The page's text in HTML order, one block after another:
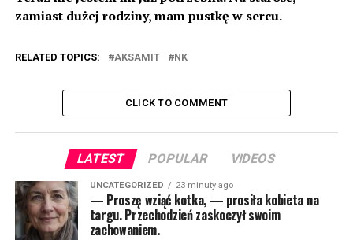
zamiast dużej rodziny, mam pustkę w sercu.
RELATED TOPICS: AKSAMIT NK
CLICK TO COMMENT
LATEST POPULAR VIDEOS
UNCATEGORIZED 23 minuty ago
— Proszę wziąć kotka, — prosiła kobieta na
targu. Przechodzień zaskoczył swoim
zachowaniem.